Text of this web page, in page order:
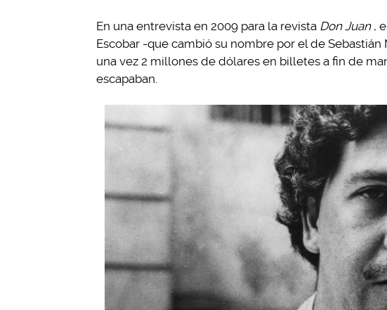
En una entrevista en 2009 para la revista Don Juan ,
Escobar -que cambió su nombre por el de
una vez 2 millones de dólares en billetes a fin de
escapaban.